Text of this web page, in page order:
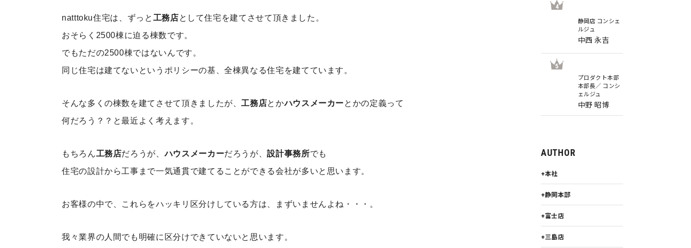
natttoku住宅は、ずっと 工務店として住宅を建てさせて頂きました。
おそらく2500棟に迫る棟数です。
でもただの2500棟ではないんです。
同じ住宅は建てないというポリシーの基、全棟異なる住宅を建てています。
そんな多くの棟数を建てさせて頂きましたが、工務店とかハウスメーカーとかの定義って
何だろう？？と最近よく考えます。
もちろん工務店だろうが、ハウスメーカーだろうが、設計事務所でも
住宅の設計から工事まで一気通貫で建てることができる会社が多いと思います。
お客様の中で、これらをハッキリ区分けしている方は、まずいませんよね・・・。
我々業界の人間でも明確に区分けできていないと思います。
4
静岡店 コンシェ
ルジュ
中西 永吉
5
プロダクト本部
本部長／ コンシ
ェルジュ
中野 昭博
AUTHOR
本社
静岡本部
富士店
三島店